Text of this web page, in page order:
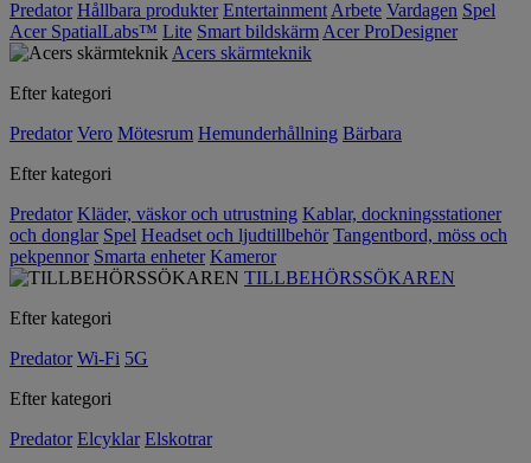
Predator Hållbara produkter Entertainment Arbete Vardagen Spel
Acer SpatialLabs™ Lite Smart bildskärm Acer ProDesigner
Acers skärmteknik
Efter kategori
Predator Vero Mötesrum Hemunderhållning Bärbara
Efter kategori
Predator Kläder, väskor och utrustning Kablar, dockningsstationer
och donglar Spel Headset och ljudtillbehör Tangentbord, möss och
pekpennor Smarta enheter Kameror
TILLBEHÖRSSÖKAREN
Efter kategori
Predator Wi-Fi 5G
Efter kategori
Predator Elcyklar Elskotrar